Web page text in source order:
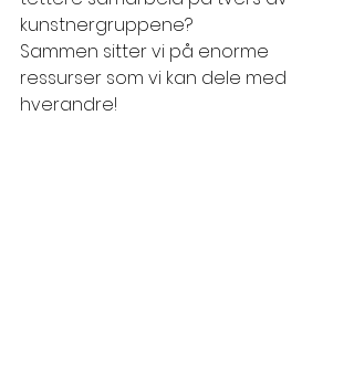
kunstnergruppene?
Sammen sitter vi på enorme
ressurser som vi kan dele med
hverandre!